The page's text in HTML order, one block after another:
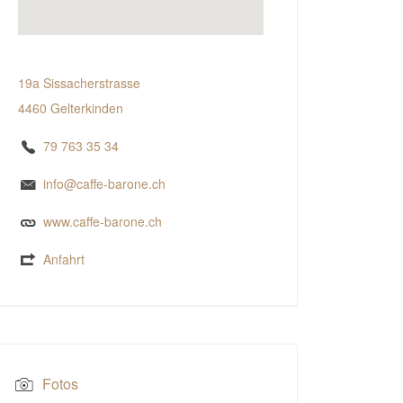
19a Sissacherstrasse
4460 Gelterkinden
79 763 35 34
info@caffe-barone.ch
www.caffe-barone.ch
Anfahrt
Fotos